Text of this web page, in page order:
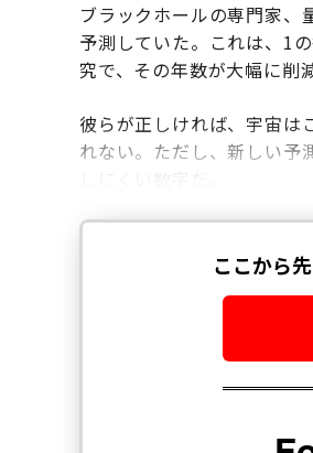
ブラックホールの専門家、
予測していた。これは、1
究で、その年数が大幅に削
彼らが正しければ、宇宙は
れない。ただし、新しい予